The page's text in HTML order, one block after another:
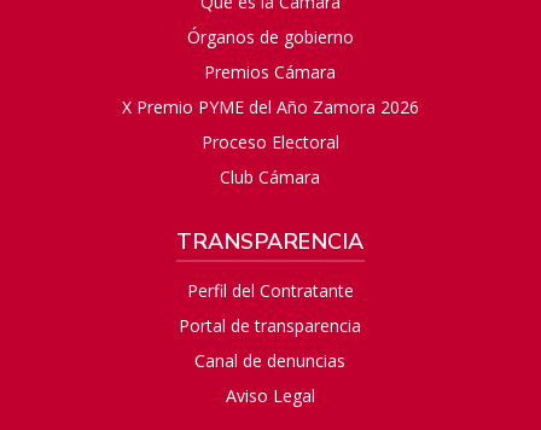
Órganos de gobierno
Premios Cámara
X Premio PYME del Año Zamora 2026
Proceso Electoral
Club Cámara
TRANSPARENCIA
Perfil del Contratante
Portal de transparencia
Canal de denuncias
Aviso Legal